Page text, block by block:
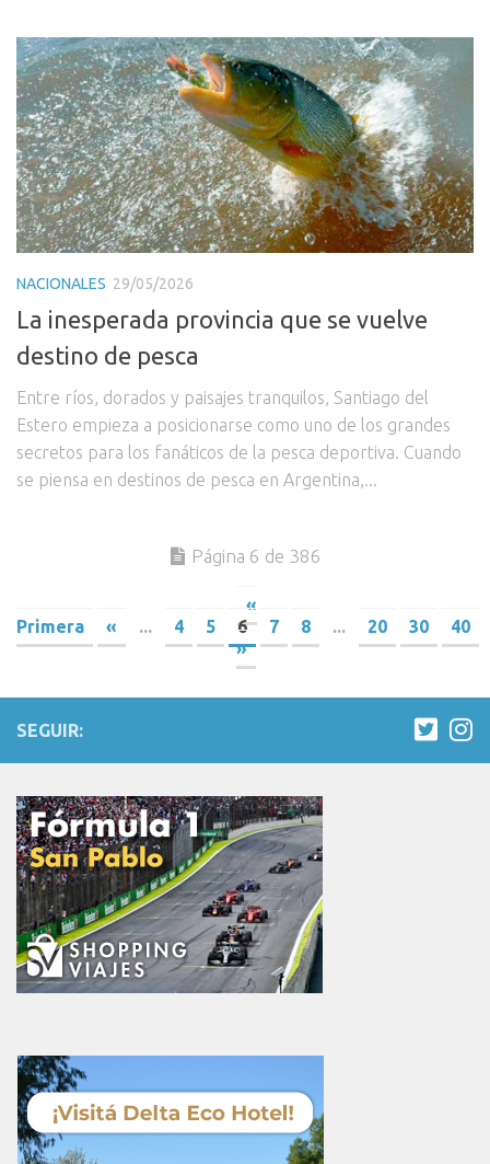
NACIONALES 29/05/2026
La inesperada provincia que se vuelve
destino de pesca
Entre ríos, dorados y paisajes tranquilos, Santiago del
Estero empieza a posicionarse como uno de los grandes
secretos para los fanáticos de la pesca deportiva. Cuando
se piensa en destinos de pesca en Argentina,...
Página 6 de 386
«
Primera
« ... 4 5 6 7 8 ... 20 30
40
»
SEGUIR: